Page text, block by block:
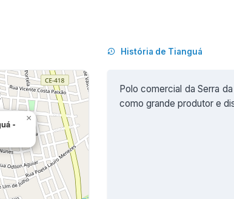
-
×
História de Tianguá
Polo comercial da Serra
como grande produtor e